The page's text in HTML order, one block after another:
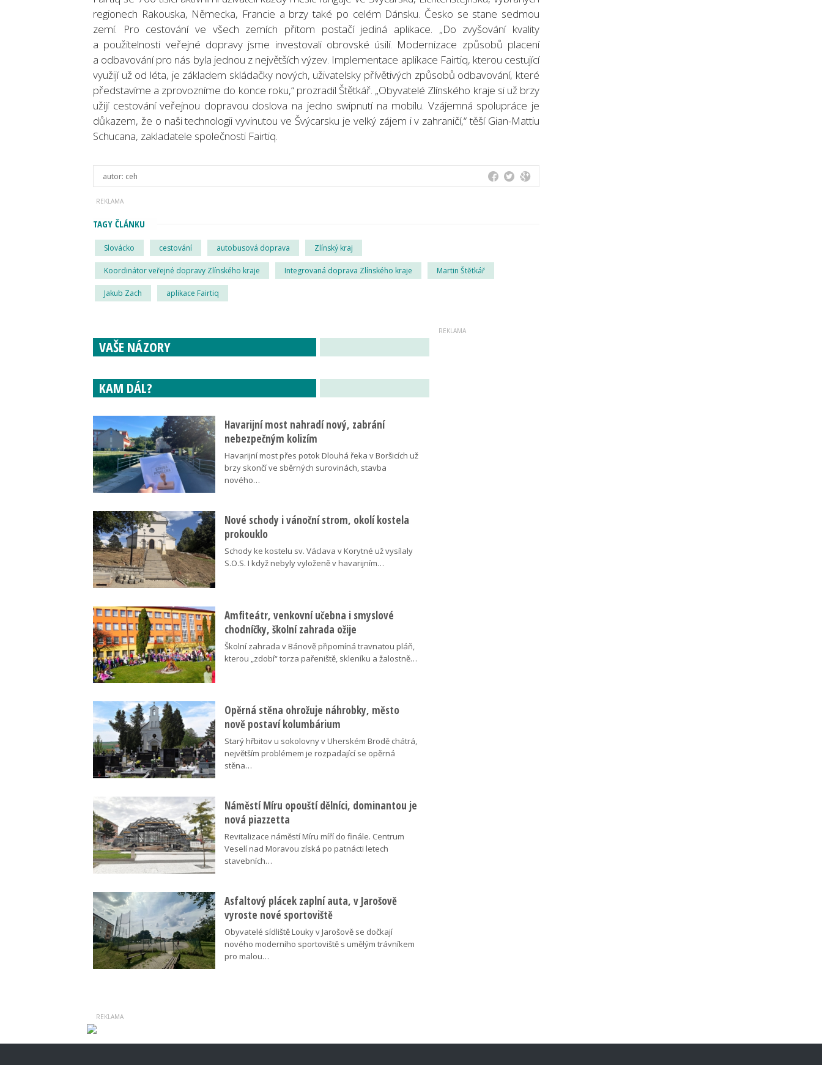
regionech Rakouska, Německa, Francie a brzy také po celém Dánsku. Česko se stane sedmou
zemí. Pro cestování ve všech zemích přitom postačí jediná aplikace. „Do zvyšování kvality
a použitelnosti veřejné dopravy jsme investovali obrovské úsilí. Modernizace způsobů placení
a odbavování pro nás byla jednou z největších výzev. Implementace aplikace Fairtiq, kterou cestující
využijí už od léta, je základem skládačky nových, uživatelsky přívětivých způsobů odbavování, které
představíme a zprovozníme do konce roku,“ prozradil Štětkář. „Obyvatelé Zlínského kraje si už brzy
užijí cestování veřejnou dopravou doslova na jedno swipnutí na mobilu. Vzájemná spolupráce je
důkazem, že o naši technologii vyvinutou ve Švýcarsku je velký zájem i v zahraničí,“ těší Gian-Mattiu
Schucana, zakladatele společnosti Fairtiq.
autor: ceh
TAGY ČLÁNKU
Slovácko cestování autobusová doprava Zlínský kraj
Koordinátor veřejné dopravy Zlínského kraje Integrovaná doprava Zlínského kraje Martin Štětkář
Jakub Zach aplikace Fairtiq
VAŠE NÁZORY
KAM DÁL?
Havarijní most nahradí nový, zabrání
nebezpečným kolizím
Havarijní most přes potok Dlouhá řeka v Boršicích už
brzy skončí ve sběrných surovinách, stavba
nového…
Nové schody i vánoční strom, okolí kostela
prokouklo
Schody ke kostelu sv. Václava v Korytné už vysílaly
S.O.S. I když nebyly vyloženě v havarijním…
Amfiteátr, venkovní učebna i smyslové
chodníčky, školní zahrada ožije
Školní zahrada v Bánově připomíná travnatou pláň,
kterou „zdobí“ torza pařeniště, skleníku a žalostně…
Opěrná stěna ohrožuje náhrobky, město
nově postaví kolumbárium
Starý hřbitov u sokolovny v Uherském Brodě chátrá,
největším problémem je rozpadající se opěrná
stěna…
Náměstí Míru opouští dělníci, dominantou je
nová piazzetta
Revitalizace náměstí Míru míří do finále. Centrum
Veselí nad Moravou získá po patnácti letech
stavebních…
Asfaltový plácek zaplní auta, v Jarošově
vyroste nové sportoviště
Obyvatelé sídliště Louky v Jarošově se dočkají
nového moderního sportoviště s umělým trávníkem
pro malou…